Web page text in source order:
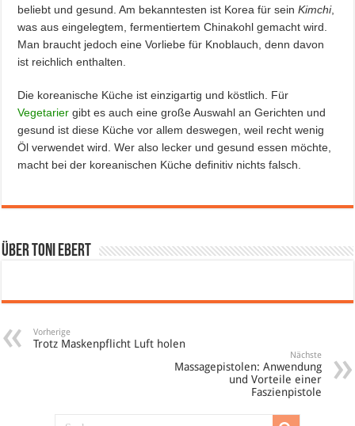
beliebt und gesund. Am bekanntesten ist Korea für seinKimchi,
was aus eingelegtem, fermentiertem Chinakohl gemacht wird.
Man braucht jedoch eine Vorliebe für Knoblauch, denn davon
ist reichlich enthalten.
Die koreanische Küche ist einzigartig und köstlich. Für
Vegetarier gibt es auch eine große Auswahl an Gerichten und
gesund ist diese Küche vor allem deswegen, weil recht wenig
Öl verwendet wird. Wer also lecker und gesund essen möchte,
macht bei der koreanischen Küche definitiv nichts falsch.
Über Toni Ebert
Vorherige
Trotz Maskenpflicht Luft holen
Nächste
Massagepistolen: Anwendung
und Vorteile einer
Faszienpistole